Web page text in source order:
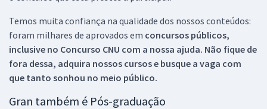
Temos muita confiança na qualidade dos nossos conteúdos:
foram milhares de aprovados em concursos públicos,
inclusive no Concurso CNU com a nossa ajuda. Não fique de
fora dessa, adquira nossos cursos e busque a vaga com
que tanto sonhou no meio público.
Gran também é Pós-graduação